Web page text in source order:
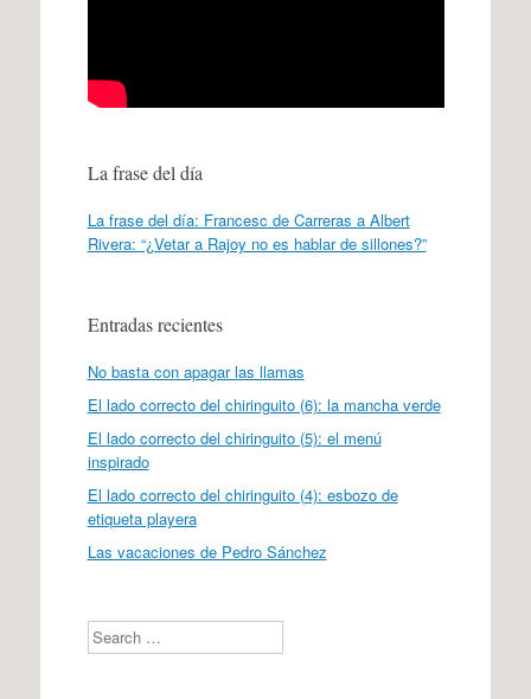
La frase del día
La frase del día: Francesc de Carreras a Albert
Rivera: “¿Vetar a Rajoy no es hablar de sillones?”
Entradas recientes
No basta con apagar las llamas
El lado correcto del chiringuito (6): la mancha verde
El lado correcto del chiringuito (5): el menú
inspirado
El lado correcto del chiringuito (4): esbozo de
etiqueta playera
Las vacaciones de Pedro Sánchez
Search